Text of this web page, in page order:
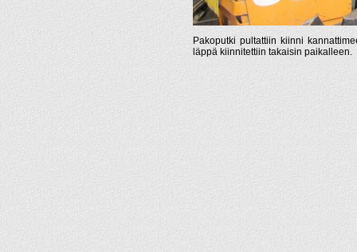
Pakoputki pultattiin kiinni
läppä kiinnitettiin takaisin paikalleen.